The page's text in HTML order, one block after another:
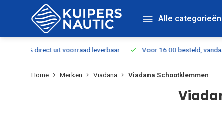
Alle categorieën
Voor 16:00 besteld, vandaag verzonden Gratis
Home Merken Viadana Viadana Schootklemmen